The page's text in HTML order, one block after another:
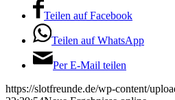
Teilen auf Facebook
Teilen auf WhatsApp
Per E-Mail teilen
https://slotfreunde.de/wp-content/